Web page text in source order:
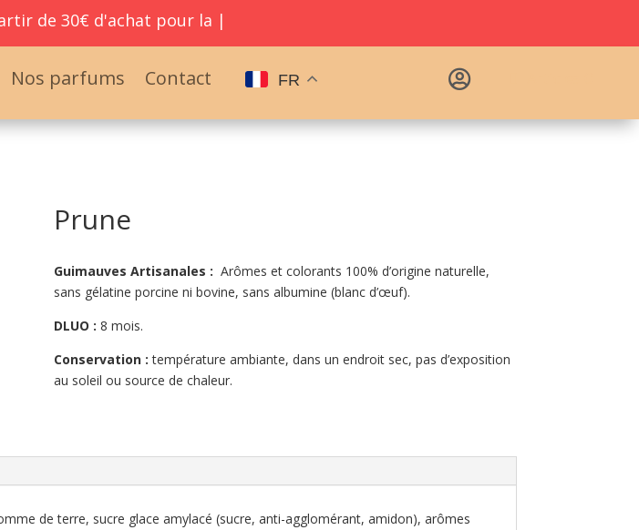
de 30€ d'achat pour la F|
Nos parfums Contact FR 
Prune
Guimauves Artisanales : Arômes et colorants 100% d’origine naturelle,
sans gélatine porcine ni bovine, sans albumine (blanc d’œuf).
DLUO : 8 mois.
Conservation : température ambiante, dans un endroit sec, pas d’exposition
au soleil ou source de chaleur.
de terre, sucre glace amylacé (sucre, anti-agglomérant, amidon), arômes